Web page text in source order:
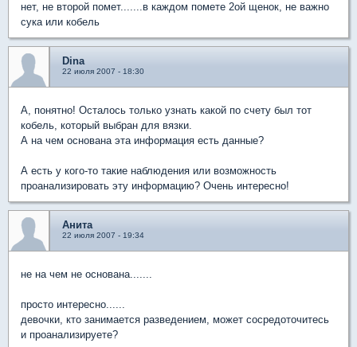
нет, не второй помет.......в каждом помете 2ой щенок, не важно
сука или кобель
Dina
22 июля 2007 - 18:30
А, понятно! Осталось только узнать какой по счету был тот
кобель, который выбран для вязки.
А на чем основана эта информация есть данные?
А есть у кого-то такие наблюдения или возможность
проанализировать эту информацию? Очень интересно!
Анита
22 июля 2007 - 19:34
не на чем не основана.......
просто интересно......
девочки, кто занимается разведением, может сосредоточитесь
и проанализируете?